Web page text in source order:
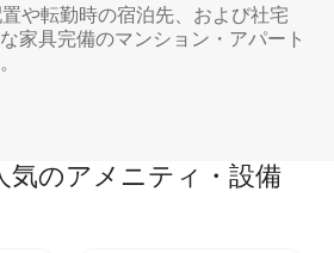
や転勤時の宿泊先、および社宅
家具完備のマンション・アパート
気のアメニティ・設備